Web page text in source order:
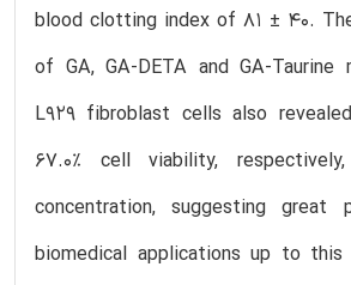
blood clotting index of 81 ± 40.
of GA, GA-DETA and GA-Taurine
L929 fibroblast cells also
67.0% cell viability,
concentration, suggesting
biomedical applications up to this